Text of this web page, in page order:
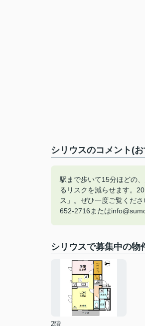
シリウスのコメント(
駅まで歩いて15分ほどの
るリスクを減らせます。
ス」。ぜひ一度ご覧くだ
652-2716または
シリウスで募集中の物
2階